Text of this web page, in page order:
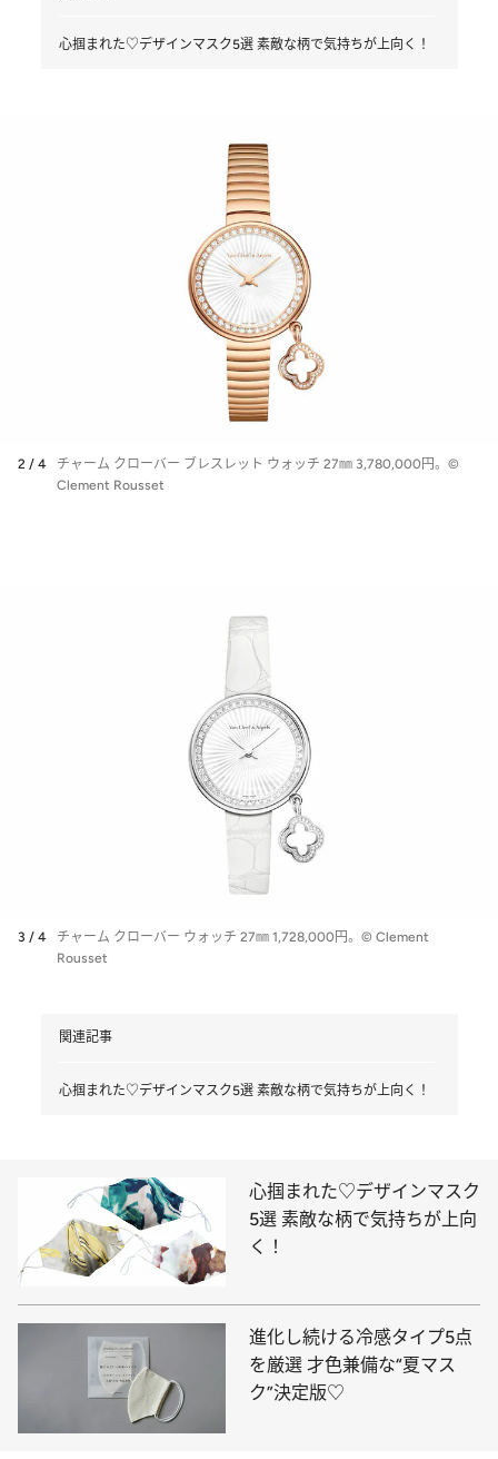
心掴まれた♡デザインマスク5選 素敵な柄で気持ちが上向く！
2 / 4
チャーム クローバー ブレスレット ウォッチ 27㎜ 3,780,000円。©
Clement Rousset
3 / 4
チャーム クローバー ウォッチ 27㎜ 1,728,000円。© Clement
Rousset
関連記事
心掴まれた♡デザインマスク5選 素敵な柄で気持ちが上向く！
心掴まれた♡デザインマスク
5選 素敵な柄で気持ちが上向
く！
進化し続ける冷感タイプ5点
を厳選 才色兼備な“夏マス
ク”決定版♡